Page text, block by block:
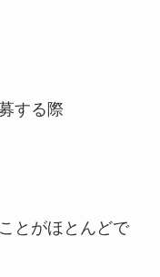
する際
とがほとんどで